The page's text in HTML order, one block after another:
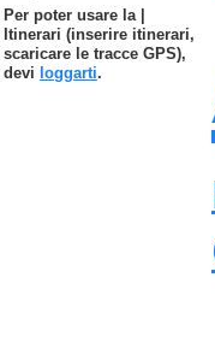
Per poter usare la |
Itinerari (inserire itinerari,
scaricare le tracce GPS),
devi loggarti.